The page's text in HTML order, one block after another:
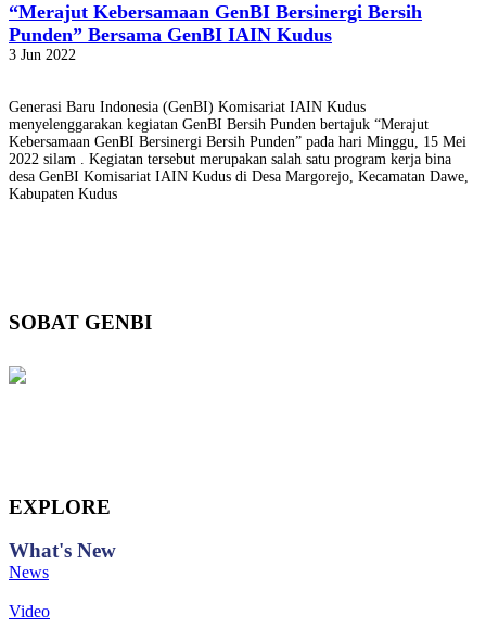
“Merajut Kebersamaan GenBI Bersinergi Bersih
Punden” Bersama GenBI IAIN Kudus
3 Jun 2022
Generasi Baru Indonesia (GenBI) Komisariat IAIN Kudus
menyelenggarakan kegiatan GenBI Bersih Punden bertajuk “Merajut
Kebersamaan GenBI Bersinergi Bersih Punden” pada hari Minggu, 15 Mei
2022 silam . Kegiatan tersebut merupakan salah satu program kerja bina
desa GenBI Komisariat IAIN Kudus di Desa Margorejo, Kecamatan Dawe,
Kabupaten Kudus
SOBAT GENBI
EXPLORE
What's New
News
Video